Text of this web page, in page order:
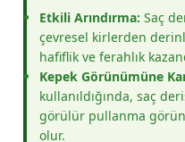
Etkili Arındırma: Saç
çevresel kirlerden
hafiflik ve ferahlık
Kepek Görünümüne
kullanıldığında, saç
görülür pullanma
olur.